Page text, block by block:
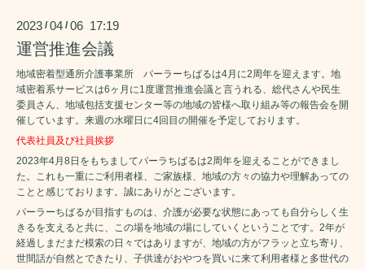
2023 /04 /06 17:19
運営推進会議
地域密着型通所介護事業所 パーラーちばるは4月に2周年を迎えます。地
域密着系サービスは6ヶ月に1度運営推進会議と言うれる、総代さんや民生
委員さん、地域包括支援センター等の地域の皆様へ取り組み等の報告会を開
催しています。来週の水曜日に4回目の開催を予定しております。
代表社員及び社員挨拶
2023年4月8日をもちましてパーラちばるは2周年を迎えることができまし
た。これも一重にご利用者様、ご家族様、地域の方々の協力や理解あっての
ことと感じております。誠にありがとございます。
パーラーちばるが目指すものは、介護が必要な状態にあっても自分らしく生
きるを支えると共に、この場を地域の場にしていくということです。2年が
経過しまだまだ模索の日々ではありますが、地域の方がフラッと立ち寄り、
世間話が自然とできたり、子供達がおやつを買いに来て利用者様と多世代の